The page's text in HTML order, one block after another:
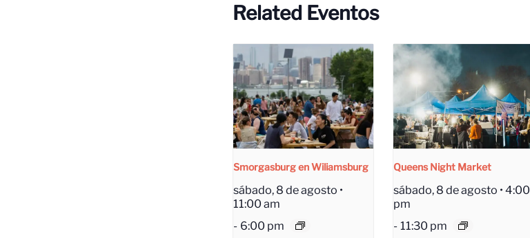
Related Eventos
Smorgasburg en Wiliamsburg
sábado, 8 de agosto •
11:00 am
- 6:00 pm
Queens Night Market
sábado, 8 de agosto • 4:00
pm
- 11:30 pm